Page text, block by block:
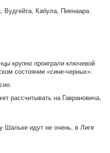
Вудгейта, Кабула, Пиенаара.
крупно проиграли ключевой
состоянии «сине-черных».
рассчитывать на Гаврановича,
Шальке идут не очень, в Лиге